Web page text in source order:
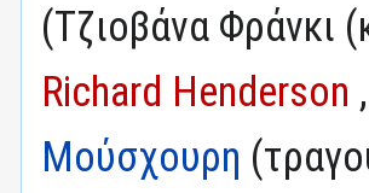
(Τζιοβάνα Φράνκι
Richard Henderson
Μούσχουρη